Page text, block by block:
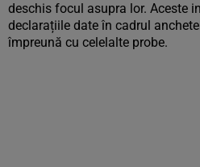
deschis focul asupra lor. Aceste
declarațiile date în cadrul
împreună cu celelalte probe.